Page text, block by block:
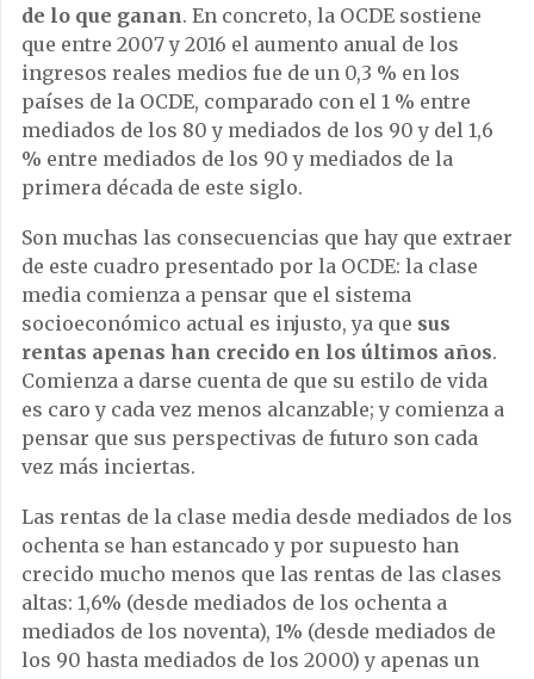
de lo que ganan. En concreto, la OCDE sostiene
que entre 2007 y 2016 el aumento anual de los
ingresos reales medios fue de un 0,3 % en los
países de la OCDE, comparado con el 1 % entre
mediados de los 80 y mediados de los 90 y del 1,6
% entre mediados de los 90 y mediados de la
primera década de este siglo.
Son muchas las consecuencias que hay que extraer
de este cuadro presentado por la OCDE: la clase
media comienza a pensar que el sistema
socioeconómico actual es injusto, ya que sus
rentas apenas han crecido en los últimos años.
Comienza a darse cuenta de que su estilo de vida
es caro y cada vez menos alcanzable; y comienza a
pensar que sus perspectivas de futuro son cada
vez más inciertas.
Las rentas de la clase media desde mediados de los
ochenta se han estancado y por supuesto han
crecido mucho menos que las rentas de las clases
altas: 1,6% (desde mediados de los ochenta a
mediados de los noventa), 1% (desde mediados de
los 90 hasta mediados de los 2000) y apenas un